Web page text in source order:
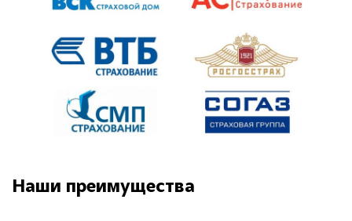
Наши преимущества